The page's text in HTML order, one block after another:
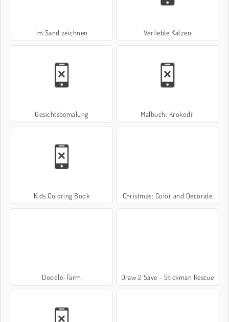
Im Sand zeichnen Verliebte Katzen
Gesichtsbemalung Malbuch: Krokodil
Kids Coloring Book Christmas: Color and Decorate
Doodle-Farm Draw 2 Save - Stickman Rescue